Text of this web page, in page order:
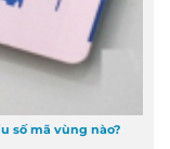
số mã vùng nào?